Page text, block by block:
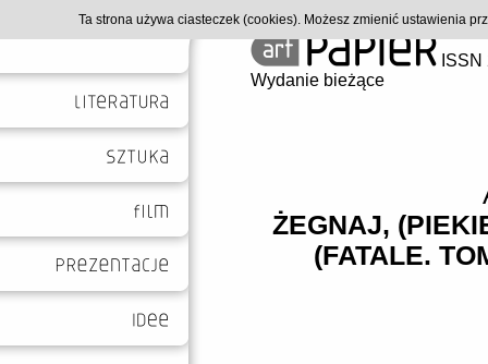
Wydanie bieżące
ŻEGNAJ,
(FATALE.
Ta strona używa ciasteczek (cookies). Możesz zmienić ustawienia